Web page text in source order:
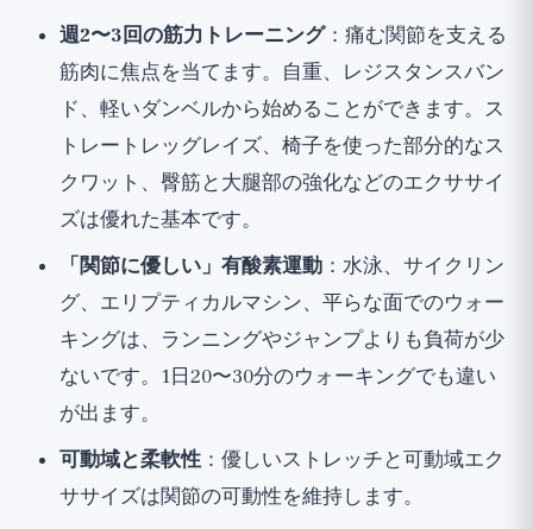
週2〜3回の筋力トレーニング：痛む関節を支える
筋肉に焦点を当てます。自重、レジスタンスバン
ド、軽いダンベルから始めることができます。ス
トレートレッグレイズ、椅子を使った部分的なス
クワット、臀筋と大腿部の強化などのエクササイ
ズは優れた基本です。
「関節に優しい」有酸素運動 ：水泳、サイクリン
グ、エリプティカルマシン、平らな面でのウォー
キングは、ランニングやジャンプよりも負荷が少
ないです。1日20〜30分のウォーキングでも違い
が出ます。
可動域と柔軟性 ：優しいストレッチと可動域エク
ササイズは関節の可動性を維持します。